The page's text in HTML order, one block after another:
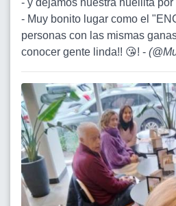
- y dejamos nuestra huellita por
- Muy bonito lugar como el
personas con las mismas
conocer gente linda!! 😘! - (